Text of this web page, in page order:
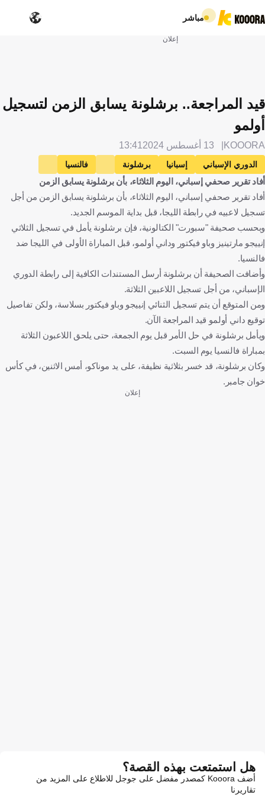
مباشر
إعلان
قيد المراجعة.. برشلونة يسابق الزمن لتسجيل
أولمو
KOOORA 13 أغسطس 2024 13:41
الدوري الإسباني إسبانيا برشلونة
فالنسيا
داني أولمو
كرة قدم
أفاد تقرير صحفي إسباني، اليوم الثلاثاء، بأن برشلونة يسابق الزمن
أفاد تقرير صحفي إسباني، اليوم الثلاثاء، بأن برشلونة يسابق الزمن من أجل
تسجيل لاعبيه في رابطة الليجا، قبل بداية الموسم الجديد.
وبحسب صحيفة "سبورت" الكتالونية، فإن برشلونة يأمل في تسجيل الثلاثي
إنييجو مارتينيز وباو فيكتور وداني أولمو، قبل المباراة الأولى في الليجا ضد
فالنسيا.
وأضافت الصحيفة أن برشلونة أرسل المستندات الكافية إلى رابطة الدوري
الإسباني، من أجل تسجيل اللاعبين الثلاثة.
ومن المتوقع أن يتم تسجيل الثنائي إنييجو وباو فيكتور بسلاسة، ولكن تفاصيل
توقيع داني أولمو قيد المراجعة الآن.
ويأمل برشلونة في حل الأمر قبل يوم الجمعة، حتى يلحق اللاعبون الثلاثة
بمباراة فالنسيا يوم السبت.
وكان برشلونة، قد خسر بثلاثية نظيفة، على يد موناكو، أمس الاثنين، في كأس
خوان جامبر.
إعلان
هل استمتعت بهذه القصة؟
أضف Kooora كمصدر مفضل على جوجل للاطلاع على المزيد من
تقاريرنا